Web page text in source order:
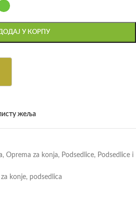
У КОРПУ
жеља
, Oprema za konja, Podsedlice, Podsedlice i
konje, podsedlica